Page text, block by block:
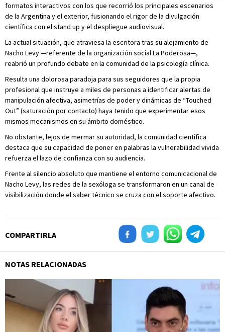
formatos interactivos con los que recorrió los principales escenarios
de la Argentina y el exterior, fusionando el rigor de la divulgación
científica con el stand up y el despliegue audiovisual.
La actual situación, que atraviesa la escritora tras su alejamiento de
Nacho Levy —referente de la organización social La Poderosa—,
reabrió un profundo debate en la comunidad de la psicología clínica.
Resulta una dolorosa paradoja para sus seguidores que la propia
profesional que instruye a miles de personas a identificar alertas de
manipulación afectiva, asimetrías de poder y dinámicas de “Touched
Out” (saturación por contacto) haya tenido que experimentar esos
mismos mecanismos en su ámbito doméstico.
No obstante, lejos de mermar su autoridad, la comunidad científica
destaca que su capacidad de poner en palabras la vulnerabilidad vivida
refuerza el lazo de confianza con su audiencia.
Frente al silencio absoluto que mantiene el entorno comunicacional de
Nacho Levy, las redes de la sexóloga se transformaron en un canal de
visibilización donde el saber técnico se cruza con el soporte afectivo.
COMPARTIRLA
NOTAS RELACIONADAS